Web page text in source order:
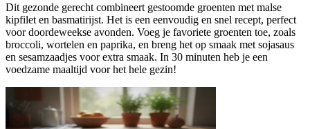
Dit gezonde gerecht combineert gestoomde groenten met malse
kipfilet en basmatirijst. Het is een eenvoudig en snel recept, perfect
voor doordeweekse avonden. Voeg je favoriete groenten toe, zoals
broccoli, wortelen en paprika, en breng het op smaak met sojasaus
en sesamzaadjes voor extra smaak. In 30 minuten heb je een
voedzame maaltijd voor het hele gezin!